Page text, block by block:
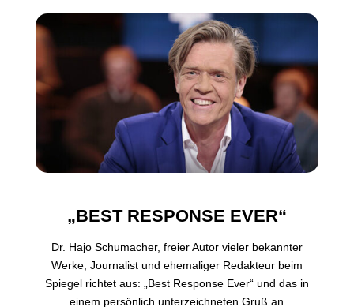
„BEST RESPONSE EVER“
Dr. Hajo Schumacher, freier Autor vieler bekannter
Werke, Journalist und ehemaliger Redakteur beim
Spiegel richtet aus: „Best Response Ever“ und das in
einem persönlich unterzeichneten Gruß an